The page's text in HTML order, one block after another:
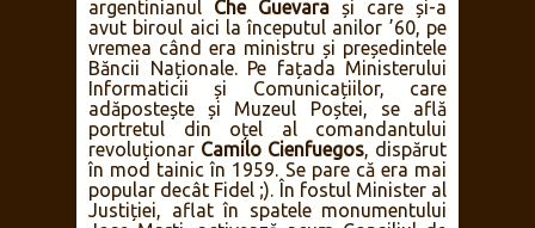
argentinianul Che Guevara și care și-a
avut biroul aici la începutul anilor ’60, pe
vremea când era ministru și președintele
Băncii Naționale. Pe fațada Ministerului
Informaticii și Comunicațiilor, care
adăpostește și Muzeul Poștei, se află
portretul din oțel al comandantului
revoluționar Camilo Cienfuegos, dispărut
în mod tainic în 1959. Se pare că era mai
popular decât Fidel ;). În fostul Minister al
Justiției, aflat în spatele monumentului